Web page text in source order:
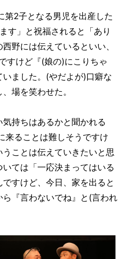
2子となる男児を出産した
す」と祝福されると「あり
野には伝えているといい、
すけど『(娘の)にこりちゃ
ました。(やだよが)口癖な
場を笑わせた。
持ちはあるかと聞かれる
来ることは難しそうですけ
ことは伝えていきたいと思
ては「一応決まってはいる
すけど、今日、家を出ると
『言わないでね』と(言われ